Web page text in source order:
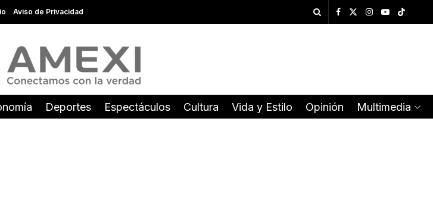
Aviso de Privacidad
Deportes Espectáculos Cultura Vida y Estilo Opinión Multimedia